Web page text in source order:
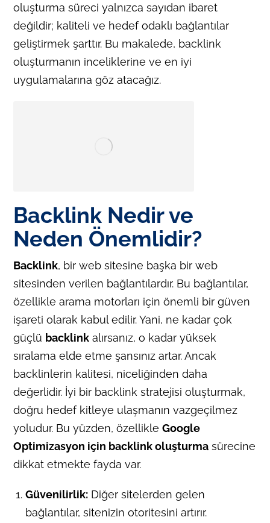
oluşturma süreci yalnızca sayıdan ibaret
değildir; kaliteli ve hedef odaklı bağlantılar
geliştirmek şarttır. Bu makalede, backlink
oluşturmanın inceliklerine ve en iyi
uygulamalarına göz atacağız.
Backlink Nedir ve
Neden Önemlidir?
Backlink, bir web sitesine başka bir web
sitesinden verilen bağlantılardır. Bu bağlantılar,
özellikle arama motorları için önemli bir güven
işareti olarak kabul edilir. Yani, ne kadar çok
güçlü backlink alırsanız, o kadar yüksek
sıralama elde etme şansınız artar. Ancak
backlinlerin kalitesi, niceliğinden daha
değerlidir. İyi bir backlink stratejisi oluşturmak,
doğru hedef kitleye ulaşmanın vazgeçilmez
yoludur. Bu yüzden, özellikleGoogle
Optimizasyon için backlink oluşturma sürecine
dikkat etmekte fayda var.
Güvenilirlik: Diğer sitelerden gelen
bağlantılar, sitenizin otoritesini artırır.